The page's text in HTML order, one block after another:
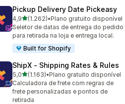
Pickup Delivery Date Pickeasy
4,9de 5 estrelas
(1.262)
1262 avaliações ao todo
•Plano gratuito disponível
Seletor de datas de entrega do pedido
para retirada na loja e entrega local.
Built for Shopify
ShipX ‑ Shipping Rates & Rules
5,0de 5 estrelas
(1.163)
1163 avaliações ao todo
•Plano gratuito disponível
Calculadora de frete com regras de
frete personalizadas e pontos de
retirada